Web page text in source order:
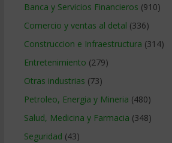
Banca y Servicios Financieros (910)
Comercio y ventas al detal (336)
Construccion e Infraestructura (314)
Entretenimiento (279)
Otras industrias (73)
Petroleo, Energia y Mineria (480)
Salud, Medicina y Farmacia (348)
Seguridad (43)